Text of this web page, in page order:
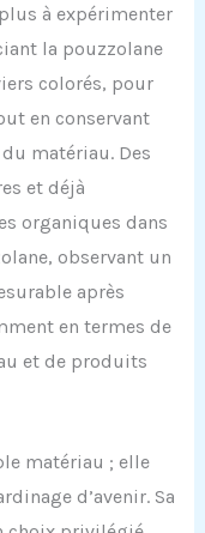
à expérimenter
la pouzzolane
colorés, pour
en conservant
matériau. Des
et déjà
organiques dans
observant un
après
en termes de
et de produits
matériau ; elle
d’avenir. Sa